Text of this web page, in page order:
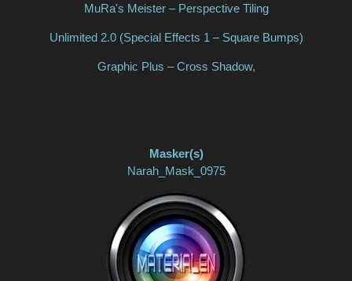
MuRa's Meister – Perspective Tiling
Unlimited 2.0 (Special Effects 1 – Square Bumps)
Graphic Plus – Cross Shadow,
Masker(s)
Narah_Mask_0975